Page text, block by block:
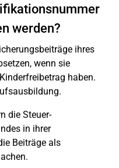
werden?
ihres
wenn sie
haben.
die Steuer-
in ihrer
Beiträge als